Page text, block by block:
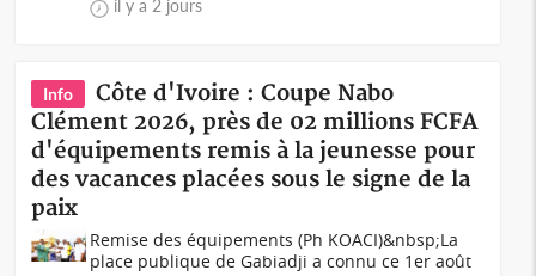
il y a 2 jours
Info
Côte d'Ivoire : Coupe Nabo
Clément 2026, près de 02 millions FCFA
d'équipements remis à la jeunesse pour
des vacances placées sous le signe de la
paix
Remise des équipements (Ph KOACI)&nbsp;La
place publique de Gabiadji a connu ce 1er août